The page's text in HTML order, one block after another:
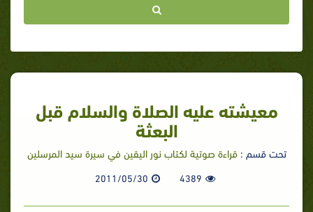
معيشته عليه الصلاة والسلام قبل
البعثة
تحت قسم :قراءة صوتية لكتاب نور اليقين في سيرة سيد المرسلين
4389
2011/05/30